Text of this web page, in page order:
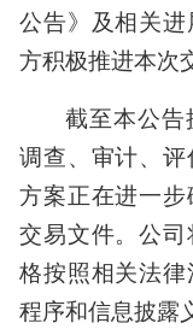
公告》及相关
方积极推进本次
截至本公告
调查、审计、
方案正在进一
交易文件。公
格按照相关法
程序和信息披露